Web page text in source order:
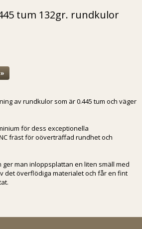
tum 132gr. rundkulor
av rundkulor som är 0.445 tum och väger
för dess exceptionella
fräst för oöverträffad rundhet och
man inloppsplattan en liten smäll med
det överflödiga materialet och får en fint